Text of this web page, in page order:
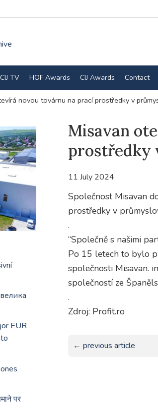
CIJ TV HOF Awards CIJ Awards Contact
novou továrnu na prací prostředky v
Misavan
prostředky
11 July 2024
Společnost Misavan
prostředky v
.
“Společně s našimi
Po 15 letech to bylo
společnosti Misavan.
společností ze
.
Zdroj: Profit.ro
← previous article
EUR
पर